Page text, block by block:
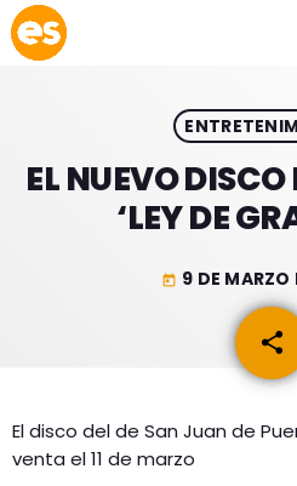
play_arrow EMISIÓN LA PAZ
EMISIÓN COCHABAMBA
ACTUALIDAD
LOS + TOP
EL NUEVO DISCO
‘LEY DE
today 9 DE
share
email
El disco del de San Juan de
venta el 11 de marzo